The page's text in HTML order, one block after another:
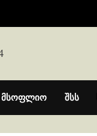
მსოფლიო შსს